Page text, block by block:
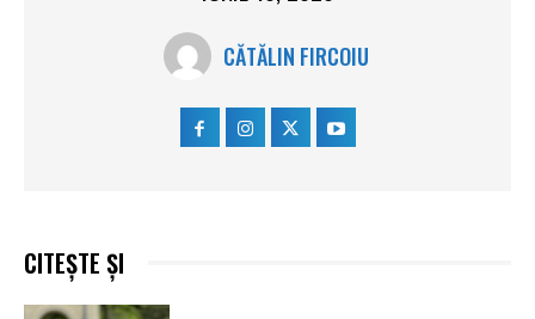
CĂTĂLIN FIRCOIU
CITEȘTE ȘI